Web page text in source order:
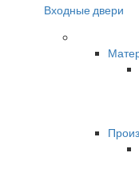
Входные двери